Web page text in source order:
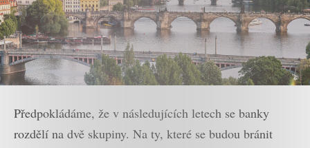
Předpokládáme, že v následujících letech se banky
rozdělí na dvě skupiny. Na ty, které se budou bránit